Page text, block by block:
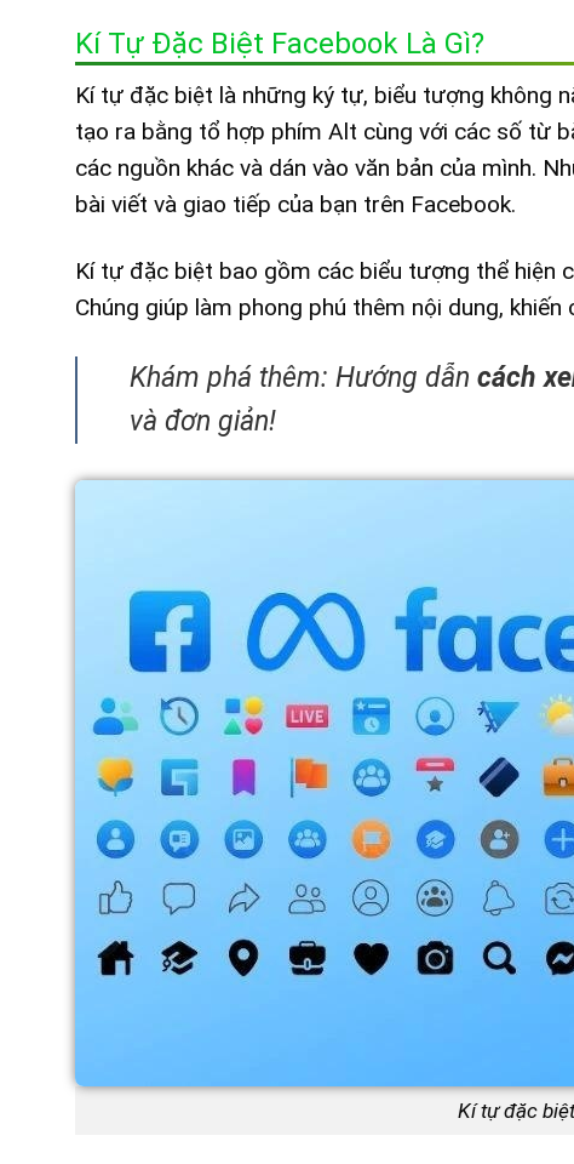
Kí Tự Đặc Biệt Facebook Là Gì?
Kí tự đặc biệt là những ký tự, biểu tượng không
tạo ra bằng tổ hợp phím Alt cùng với các số từ
các nguồn khác và dán vào văn bản của mình.
bài viết và giao tiếp của bạn trên Facebook.
Kí tự đặc biệt bao gồm các biểu tượng thể hiện
Chúng giúp làm phong phú thêm nội dung,
Khám phá thêm: Hướng dẫncách
và đơn giản!
Kí tự đặc